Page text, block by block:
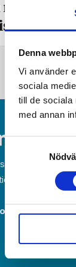
Denna
Vi använder
sociala
till de sociala
med annan
hot?
på kristen